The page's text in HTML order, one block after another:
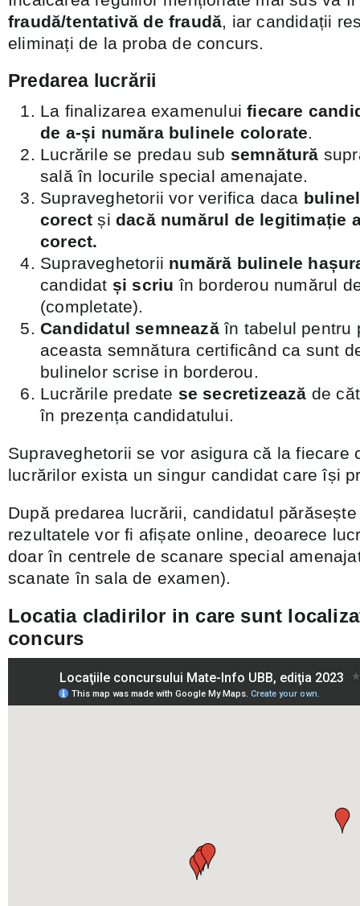
fraudă/tentativă de fraudă , iar candidații
eliminați de la proba de concurs.
Predarea lucrării
La finalizarea examenuluifiecare
de a-și număra bulinele colorate
Lucrările se predau sub semnătură
sală în locurile special amenajate.
Supraveghetorii vor verifica daca
corect șidacă numărul de legitimație
corect.
Supraveghetorii numără bulinele
candidat și scriu în borderou numărul
(completate).
Candidatul semnează în tabelul pentru
aceasta semnătura certificând ca sunt
bulinelor scrise in borderou.
Lucrările predate se secretizează de
în prezența candidatului.
Supraveghetorii se vor asigura că la fiecare
lucrărilor exista un singur candidat care își
După predarea lucrării, candidatul
rezultatele vor fi afișate online, deoarece
doar în centrele de scanare special
scanate în sala de examen).
Locatia cladirilor in care sunt
concurs